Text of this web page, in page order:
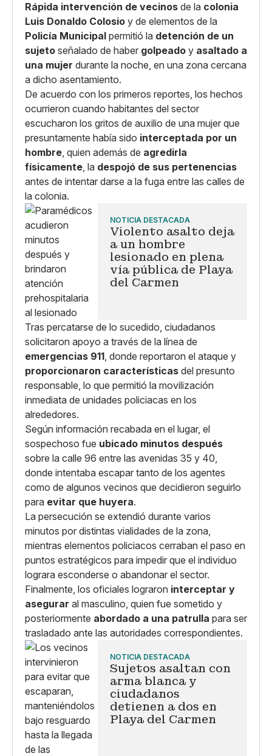
Rápida intervención de vecinos de la colonia
Luis Donaldo Colosio y de elementos de la
Policía Municipal permitió la detención de un
sujeto señalado de haber golpeado y asaltado a
una mujer durante la noche, en una zona cercana
a dicho asentamiento.
De acuerdo con los primeros reportes, los hechos
ocurrieron cuando habitantes del sector
escucharon los gritos de auxilio de una mujer que
presuntamente había sido interceptada por un
hombre, quien además de agredirla
físicamente, la despojó de sus pertenencias
antes de intentar darse a la fuga entre las calles de
la colonia.
NOTICIA DESTACADA
Violento asalto deja
a un hombre
lesionado en plena
vía pública de Playa
del Carmen
Tras percatarse de lo sucedido, ciudadanos
solicitaron apoyo a través de la línea de
emergencias 911, donde reportaron el ataque y
proporcionaron características del presunto
responsable, lo que permitió la movilización
inmediata de unidades policiacas en los
alrededores.
Según información recabada en el lugar, el
sospechoso fue ubicado minutos después
sobre la calle 96 entre las avenidas 35 y 40,
donde intentaba escapar tanto de los agentes
como de algunos vecinos que decidieron seguirlo
para evitar que huyera.
La persecución se extendió durante varios
minutos por distintas vialidades de la zona,
mientras elementos policiacos cerraban el paso en
puntos estratégicos para impedir que el individuo
lograra esconderse o abandonar el sector.
Finalmente, los oficiales lograron interceptar y
asegurar al masculino, quien fue sometido y
posteriormente abordado a una patrulla para ser
trasladado ante las autoridades correspondientes.
NOTICIA DESTACADA
Sujetos asaltan con
arma blanca y
ciudadanos
detienen a dos en
Playa del Carmen